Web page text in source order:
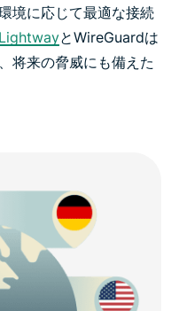
境に応じて最適な接続
LightwayとWireGuardは
将来の脅威にも備えた